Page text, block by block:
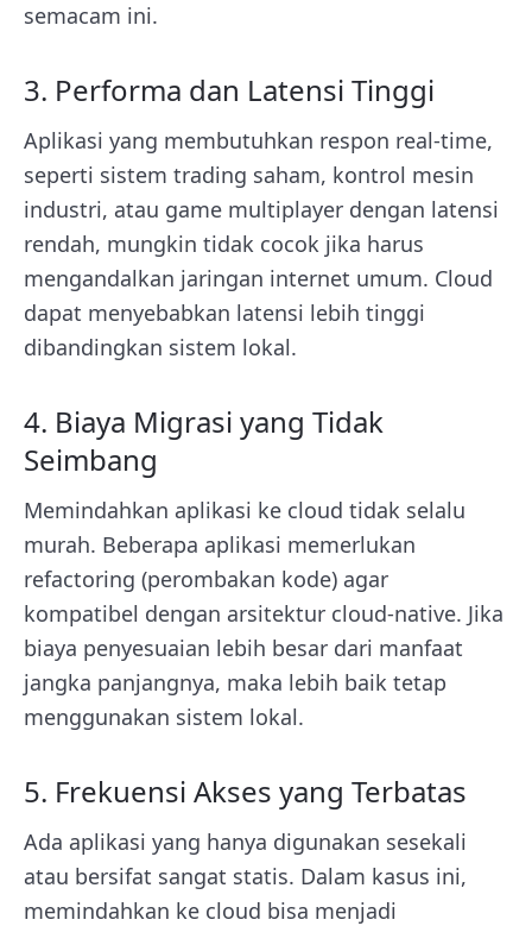
semacam ini.
3. Performa dan Latensi Tinggi
Aplikasi yang membutuhkan respon real-time,
seperti sistem trading saham, kontrol mesin
industri, atau game multiplayer dengan latensi
rendah, mungkin tidak cocok jika harus
mengandalkan jaringan internet umum. Cloud
dapat menyebabkan latensi lebih tinggi
dibandingkan sistem lokal.
4. Biaya Migrasi yang Tidak
Seimbang
Memindahkan aplikasi ke cloud tidak selalu
murah. Beberapa aplikasi memerlukan
refactoring (perombakan kode) agar
kompatibel dengan arsitektur cloud-native. Jika
biaya penyesuaian lebih besar dari manfaat
jangka panjangnya, maka lebih baik tetap
menggunakan sistem lokal.
5. Frekuensi Akses yang Terbatas
Ada aplikasi yang hanya digunakan sesekali
atau bersifat sangat statis. Dalam kasus ini,
memindahkan ke cloud bisa menjadi